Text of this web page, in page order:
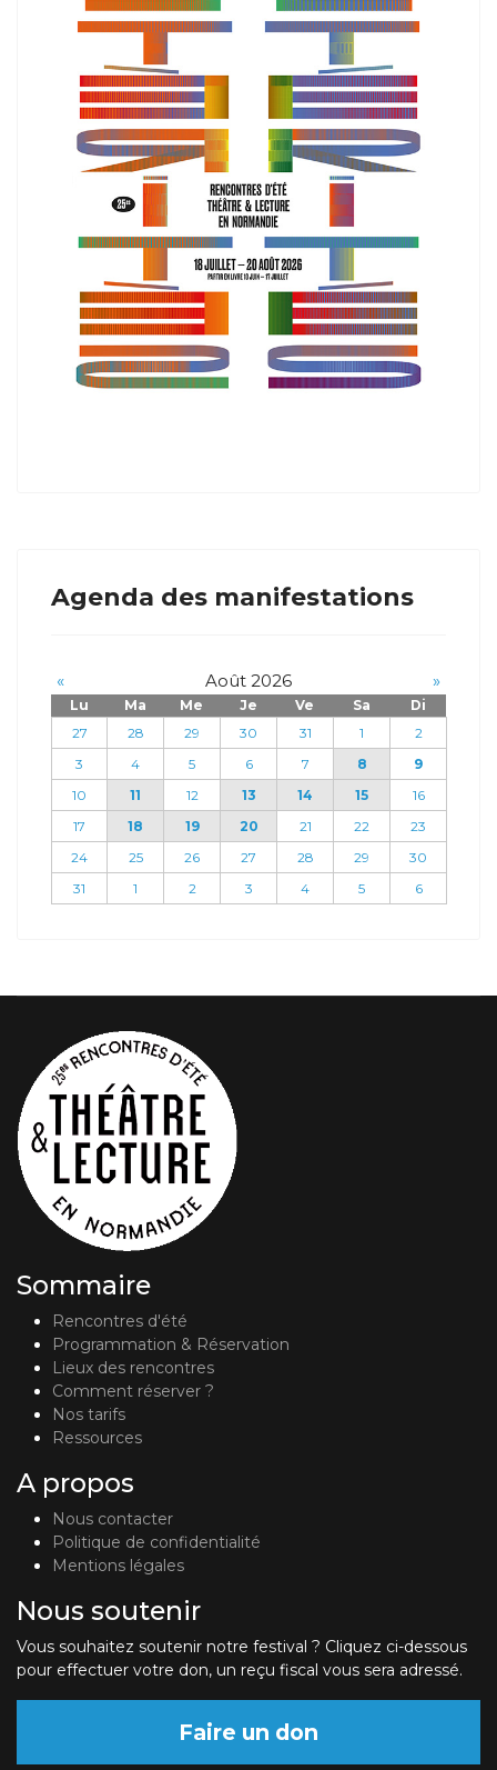
Agenda des manifestations
« Août 2026 »
Lu Ma Me Je Ve Sa
Di
27
28 29 30 31 1
2
3
4 5 6 7 8
9
10
11 12 13 14 15
16
17
18 19 20 21 22
23
24
25 26 27 28 29
30
31
1 2 3 4 5 6
Sommaire
Rencontres d'été
Programmation & Réservation
Lieux des rencontres
Comment réserver ?
Nos tarifs
Ressources
A propos
Nous contacter
Politique de confidentialité
Mentions légales
Nous soutenir
Vous souhaitez soutenir notre festival ? Cliquez ci-dessous
pour effectuer votre don, un reçu fiscal vous sera adressé.
Faire un don